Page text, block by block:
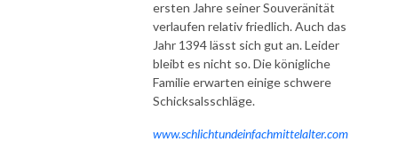
ersten Jahre seiner Souveränität
verlaufen relativ friedlich. Auch das
Jahr 1394 lässt sich gut an. Leider
bleibt es nicht so. Die königliche
Familie erwarten einige schwere
Schicksalsschläge.
www.schlichtundeinfachmittelalter.com